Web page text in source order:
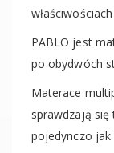
PABLO jest
po obydwóch
Materace
sprawdzają
pojedynczo jak